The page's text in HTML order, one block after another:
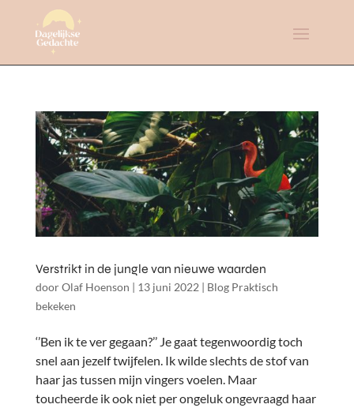
Verstrikt in de jungle van nieuwe waarden
doorOlaf Hoenson | 13 juni 2022 | Blog Praktisch
bekeken
‘’Ben ik te ver gegaan?’’ Je gaat tegenwoordig toch
snel aan jezelf twijfelen. Ik wilde slechts de stof van
haar jas tussen mijn vingers voelen. Maar
toucheerde ik ook niet per ongeluk ongevraagd haar